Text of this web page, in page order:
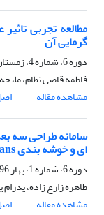
مطالعه تجربی
گرمایی آن
دوره 6، شماره 4، زمستان 1396، صفحه
فاطمه قاضی نظام،
مشاهده مقاله
سامانه طراحی سه
ای و خوشه بندی k-means
دوره 6، شماره 1، بهار 1396، صفحه
طاهره زارع زاده،
مشاهده مقاله